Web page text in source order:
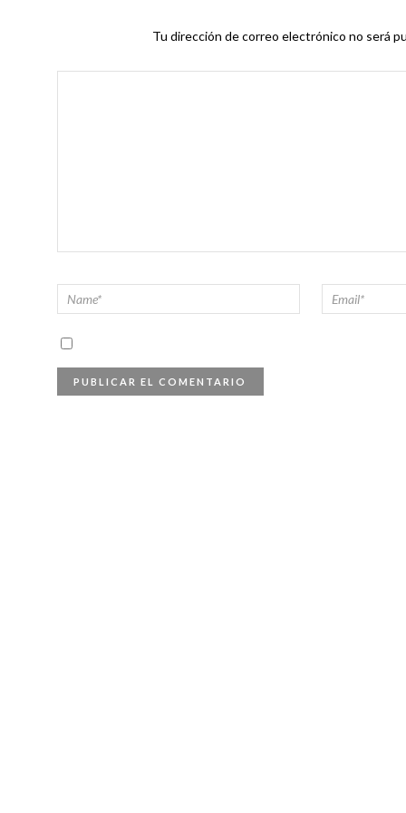
Tu dirección de correo electrónico no será